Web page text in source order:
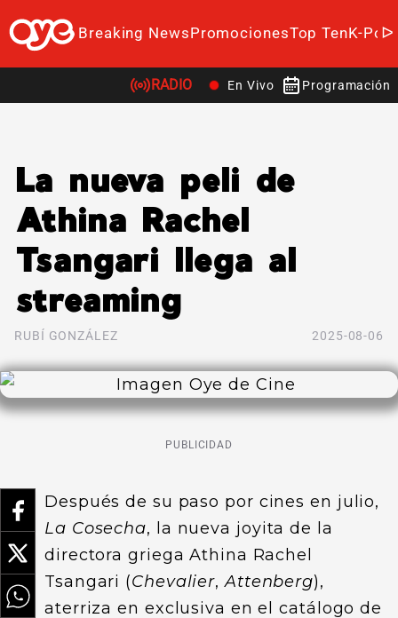
Breaking NewsPromocionesTop TenK-Pop
RADIO En Vivo Programación
La nueva peli de
Athina Rachel
Tsangari llega al
streaming
RUBÍ GONZÁLEZ 2025-08-06
PUBLICIDAD
Después de su paso por cines en julio,
La Cosecha, la nueva joyita de la
directora griega Athina Rachel
Tsangari (Chevalier,Attenberg),
aterriza en exclusiva en el catálogo de